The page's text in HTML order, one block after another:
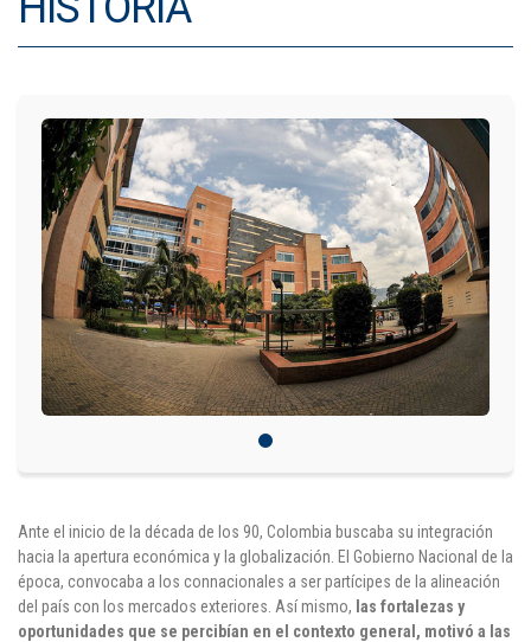
Ante el inicio de la década de los 90, Colombia buscaba su integración
hacia la apertura económica y la globalización. El Gobierno Nacional de la
época, convocaba a los connacionales a ser partícipes de la alineación
del país con los mercados exteriores. Así mismo, las fortalezas y
oportunidades que se percibían en el contexto general, motivó a las
BIBLIOTECA
Consultorio Juridico
Pastoral
CARTERA
Inscripciones
Estudiantes
Egresados
Pagos
Puntos de pago